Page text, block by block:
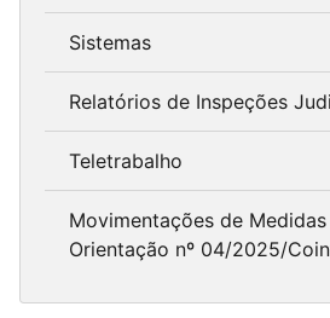
Sistemas
Relatórios de Inspeções
Teletrabalho
Movimentações de
Orientação nº 04/2025/